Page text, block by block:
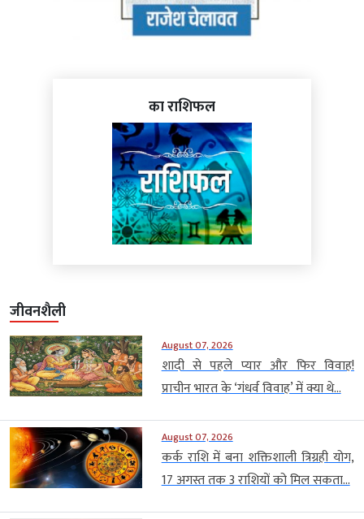
का राशिफल
जीवनशैली
August 07, 2026
शादी से पहले प्यार और फिर विवाह!
प्राचीन भारत के ‘गंधर्व विवाह’ में क्या थे...
August 07, 2026
कर्क राशि में बना शक्तिशाली त्रिग्रही योग,
17 अगस्त तक 3 राशियों को मिल सकता...